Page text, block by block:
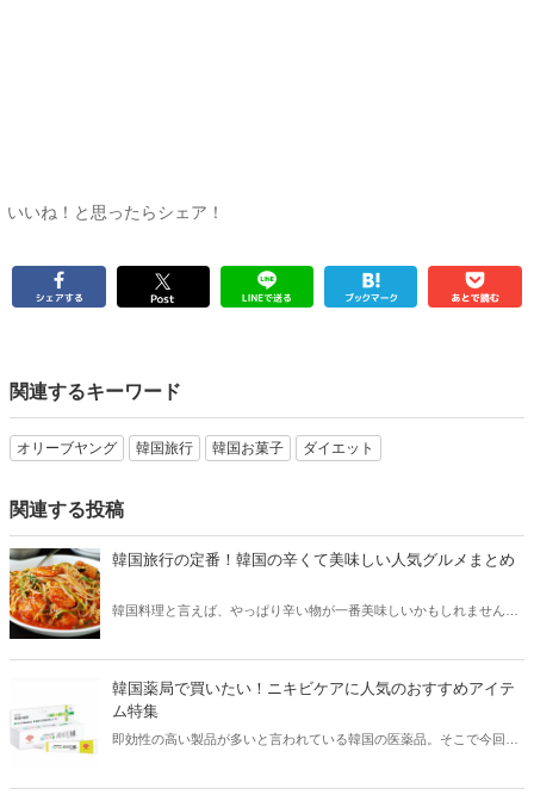
いいね！と思ったらシェア！
関連するキーワード
オリーブヤング 韓国旅行 韓国お菓子 ダイエット
関連する投稿
韓国旅行の定番！韓国の辛くて美味しい人気グルメまとめ
韓国料理と言えば、やっぱり辛い物が一番美味しいかもしれません。
方も必見です。
韓国薬局で買いたい！ニキビケアに人気のおすすめアイテ
ム特集
即効性の高い製品が多いと言われている韓国の医薬品。そこで今回は